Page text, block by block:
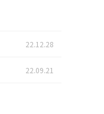
22.12.28
22.09.21